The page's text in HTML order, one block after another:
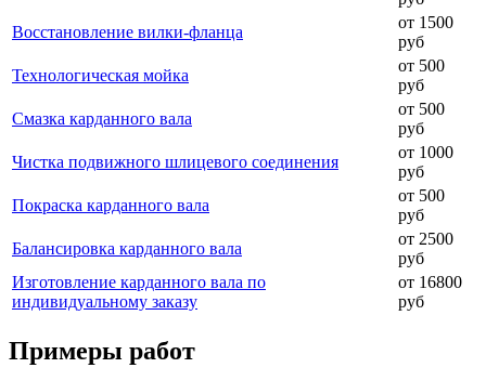
Восстановление вилки-фланца
от 1500
руб
Технологическая мойка
от 500
руб
Смазка карданного вала
от 500
руб
Чистка подвижного шлицевого соединения
от 1000
руб
Покраска карданного вала
от 500
руб
Балансировка карданного вала
от 2500
руб
Изготовление карданного вала по
индивидуальному заказу
от 16800
руб
Примеры работ